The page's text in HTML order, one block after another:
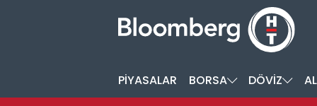
PİYASALAR BORSA DÖVİZ